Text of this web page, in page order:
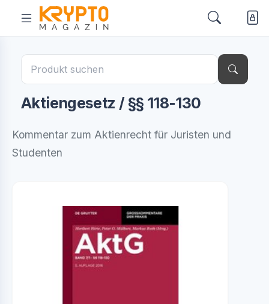
Aktiengesetz / §§ 118-130
Kommentar zum Aktienrecht für Juristen und
Studenten